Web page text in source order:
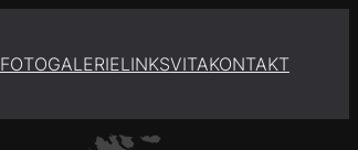
FOTOGALERIELINKSVITAKONTAKT